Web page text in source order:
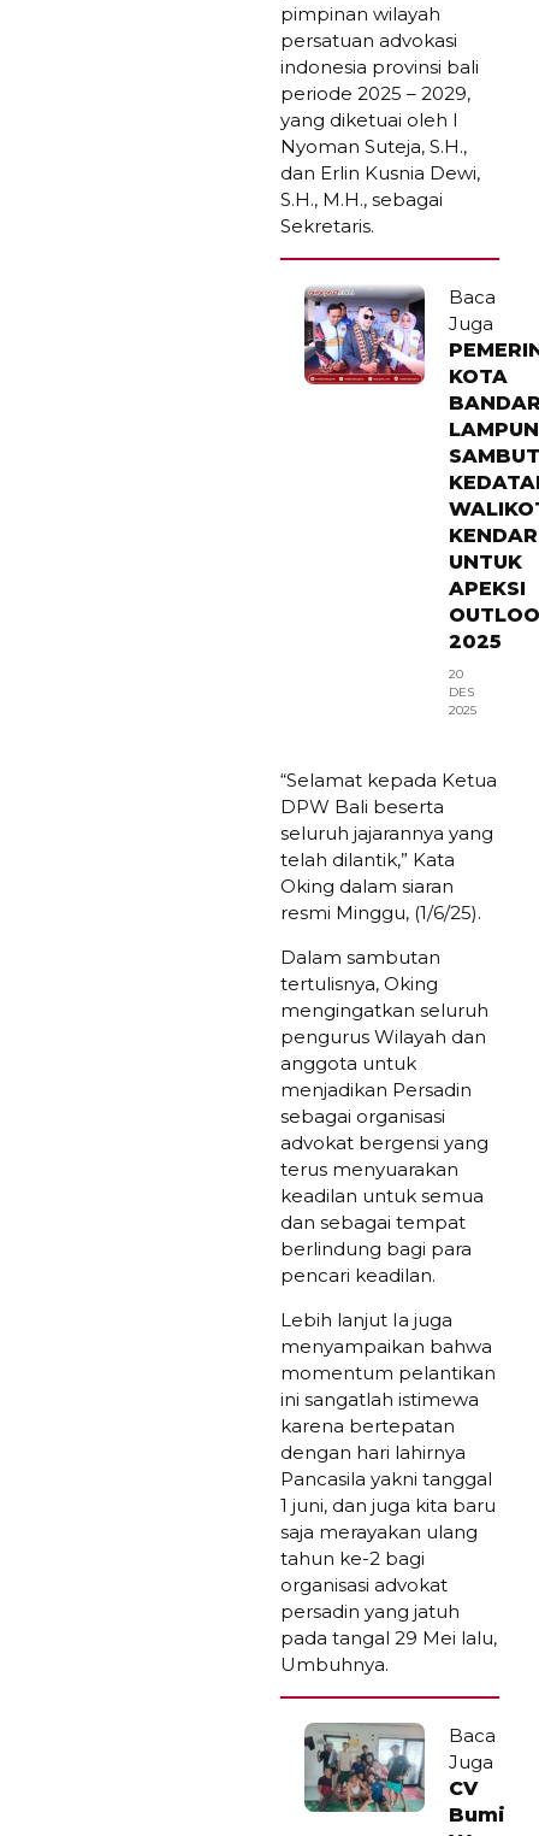
pimpinan wilayah
persatuan advokasi
indonesia provinsi bali
periode 2025 – 2029,
yang diketuai oleh I
Nyoman Suteja, S.H.,
dan Erlin Kusnia Dewi,
S.H., M.H., sebagai
Sekretaris.
Baca
Juga
KOTA
SAMBUT
UNTUK
APEKSI
2025
20
DES
2025
“Selamat kepada Ketua
DPW Bali beserta
seluruh jajarannya yang
telah dilantik,” Kata
Oking dalam siaran
resmi Minggu, (1/6/25).
‎Dalam sambutan
tertulisnya, Oking
mengingatkan seluruh
pengurus Wilayah dan
anggota untuk
menjadikan Persadin
sebagai organisasi
advokat bergensi yang
terus menyuarakan
keadilan untuk semua
dan sebagai tempat
berlindung bagi para
pencari keadilan.
Lebih lanjut Ia juga
menyampaikan bahwa
momentum pelantikan
ini sangatlah istimewa
karena bertepatan
dengan hari lahirnya
Pancasila yakni tanggal
1 juni, dan juga kita baru
saja merayakan ulang
tahun ke-2 bagi
organisasi advokat
persadin yang jatuh
pada tangal 29 Mei lalu,
Umbuhnya.
Baca
Juga
CV
Bumi